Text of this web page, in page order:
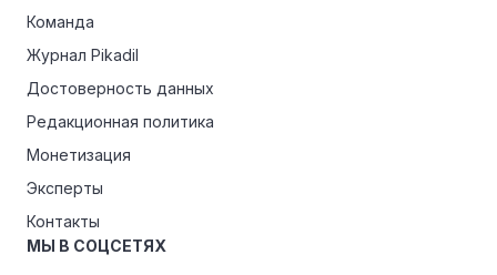
Команда
Журнал Pikadil
Достоверность данных
Редакционная политика
Монетизация
Эксперты
Контакты
МЫ В СОЦСЕТЯХ